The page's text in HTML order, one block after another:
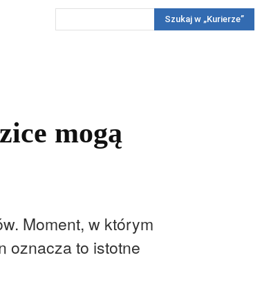
Reportaż KonkursyWięcej
Szukaj w „Kurierze”
mogą
Moment, w którym
oznacza to istotne